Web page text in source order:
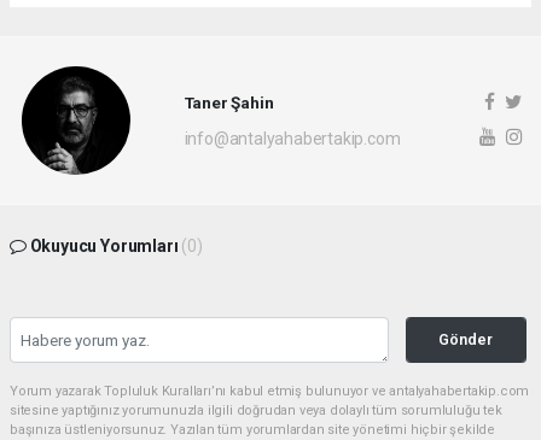
Taner Şahin
info@antalyahabertakip.com
Okuyucu Yorumları (0)
Gönder
Yorum yazarak Topluluk Kuralları’nı kabul etmiş bulunuyor ve antalyahabertakip.com
sitesine yaptığınız yorumunuzla ilgili doğrudan veya dolaylı tüm sorumluluğu tek
başınıza üstleniyorsunuz. Yazılan tüm yorumlardan site yönetimi hiçbir şekilde